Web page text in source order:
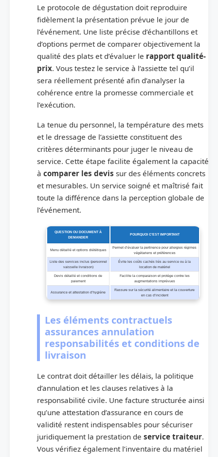
Le protocole de dégustation doit reproduire
fidèlement la présentation prévue le jour de
l’événement. Une liste précise d’échantillons et
d’options permet de comparer objectivement la
qualité des plats et d’évaluer le rapport qualité-
prix. Vous testez le service à l’assiette tel qu’il
sera réellement présenté afin d’analyser la
cohérence entre la promesse commerciale et
l’exécution.
La tenue du personnel, la température des mets
et le dressage de l’assiette constituent des
critères déterminants pour juger le niveau de
service. Cette étape facilite également la capacité
à comparer les devis sur des éléments concrets
et mesurables. Un service soigné et maîtrisé fait
toute la différence dans la perception globale de
l’événement.
QUESTION OU DOCUMENT À
DEMANDER
POURQUOI C’EST IMPORTANT
Menu détaillé et options diététiques
Permet d’évaluer la pertinence pour allergies régimes
végétariens et préférences
Liste des services inclus (personnel
vaisselle livraison)
Évite les coûts cachés liés au service ou à la
location de matériel
Devis détaillé et conditions de
paiement
Facilite la comparaison et protège contre les
augmentations imprévues
Assurance et attestation d’hygiène
Rassure sur la sécurité alimentaire et la couverture
en cas d’incident
Les éléments contractuels
assurances annulation
responsabilités et conditions de
livraison
Le contrat doit détailler les délais, la politique
d’annulation et les clauses relatives à la
responsabilité civile. Une facture structurée ainsi
qu’une attestation d’assurance en cours de
validité restent indispensables pour sécuriser
juridiquement la prestation de service traiteur.
Vous vérifiez également l’inventaire du matériel